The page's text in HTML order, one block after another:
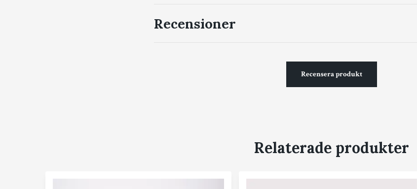
Recensioner
Recensera produkt
Relaterade produkter